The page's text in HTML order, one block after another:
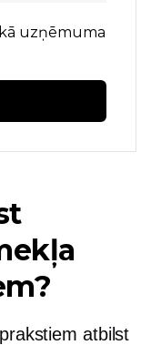
uzņēmuma
atbilst